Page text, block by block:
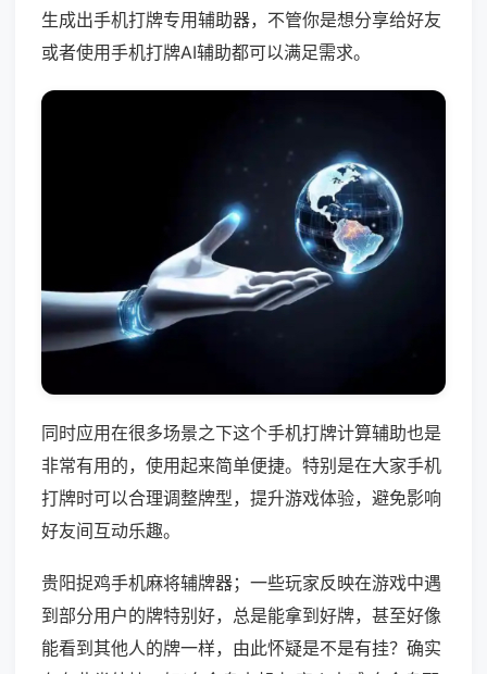
生成出手机打牌专用辅助器，不管你是想分享给好友
或者使用手机打牌AI辅助都可以满足需求。
同时应用在很多场景之下这个手机打牌计算辅助也是
非常有用的，使用起来简单便捷。特别是在大家手机
打牌时可以合理调整牌型，提升游戏体验，避免影响
好友间互动乐趣。
贵阳捉鸡手机麻将辅牌器；一些玩家反映在游戏中遇
到部分用户的牌特别好，总是能拿到好牌，甚至好像
能看到其他人的牌一样，由此怀疑是不是有挂？确实